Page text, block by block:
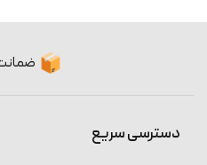
دسترسی سریع